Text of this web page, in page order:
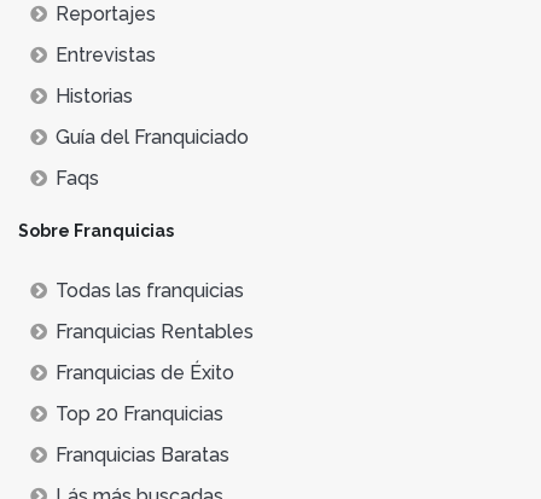
Reportajes
Entrevistas
Historias
Guía del Franquiciado
Faqs
Sobre Franquicias
Todas las franquicias
Franquicias Rentables
Franquicias de Éxito
Top 20 Franquicias
Franquicias Baratas